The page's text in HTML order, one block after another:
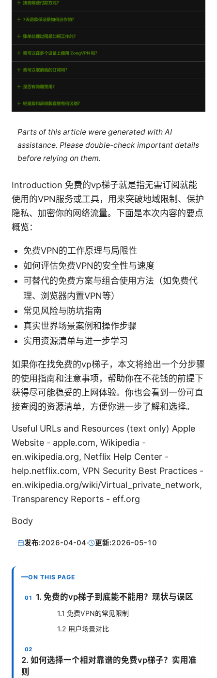
Parts of this article were generated with AI
assistance. Please double-check important details
before relying on them.
Introduction 免费的vp梯子就是指无需订阅就能
使用的VPN服务或工具，用来突破地域限制、保护
隐私、加密你的网络流量。下面是本次内容的要点
概览：
免费VPN的工作原理与局限性
如何评估免费VPN的安全性与速度
可替代的免费方案与组合使用方法（如免费代
理、浏览器内置VPN等）
常见风险与防坑指南
真实世界场景案例和操作步骤
实用资源清单与进一步学习
如果你在找免费的vp梯子，本文将给出一个分步骤
的使用指南和注意事项，帮助你在不花钱的前提下
获得尽可能稳妥的上网体验。你也会看到一份可直
接查阅的资源清单，方便你进一步了解和选择。
Useful URLs and Resources (text only) Apple
Website - apple.com, Wikipedia -
en.wikipedia.org, Netflix Help Center -
help.netflix.com, VPN Security Best Practices -
en.wikipedia.org/wiki/Virtual_private_network,
Transparency Reports - eff.org
Body
发布:2026-04-04· 更新:2026-05-10
ON THIS PAGE
1. 免费的vp梯子到底能不能用？现状与误区
1.1 免费VPN的常见限制
1.2 用户场景对比
2. 如何选择一个相对靠谱的免费vp梯子？实用准
则